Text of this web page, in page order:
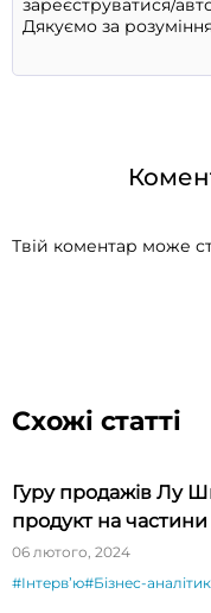
Твій коментар може
Схожі статті
Гуру продажів Лу
продукт на
будете вражені»
06 лютого, 2024
#Інтервʼю#Бізнес-